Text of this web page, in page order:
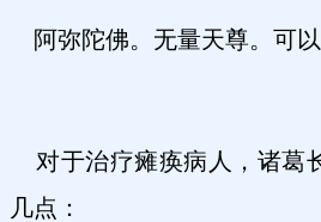
阿弥陀佛。无量天尊。可以
对于治疗瘫痪病人，诸葛
几点：